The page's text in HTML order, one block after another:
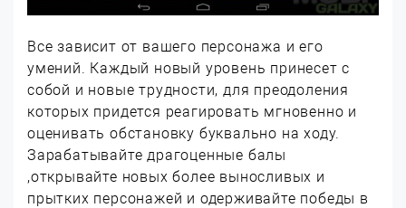
Все зависит от вашего персонажа и его
умений. Каждый новый уровень принесет с
собой и новые трудности, для преодоления
которых придется реагировать мгновенно и
оценивать обстановку буквально на ходу.
Зарабатывайте драгоценные балы
,открывайте новых более выносливых и
прытких персонажей и одерживайте победы в